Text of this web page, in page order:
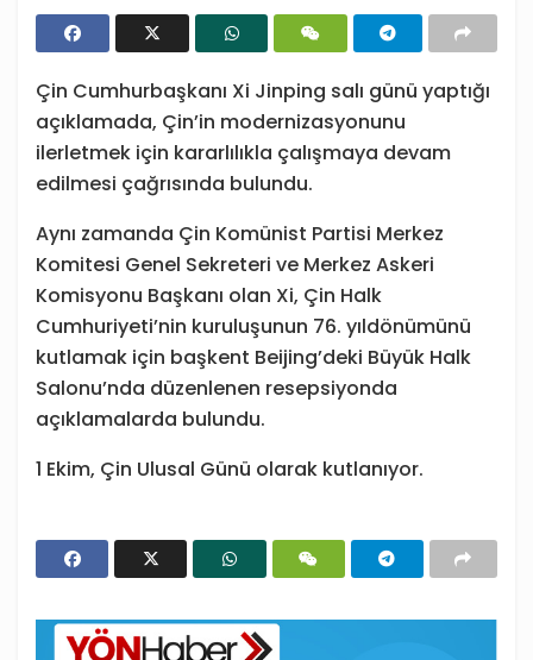
Çin Cumhurbaşkanı Xi Jinping salı günü yaptığı
açıklamada, Çin’in modernizasyonunu
ilerletmek için kararlılıkla çalışmaya devam
edilmesi çağrısında bulundu.
Aynı zamanda Çin Komünist Partisi Merkez
Komitesi Genel Sekreteri ve Merkez Askeri
Komisyonu Başkanı olan Xi, Çin Halk
Cumhuriyeti’nin kuruluşunun 76. yıldönümünü
kutlamak için başkent Beijing’deki Büyük Halk
Salonu’nda düzenlenen resepsiyonda
açıklamalarda bulundu.
1 Ekim, Çin Ulusal Günü olarak kutlanıyor.